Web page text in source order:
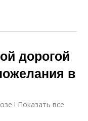
дорогой
в
! Показать все